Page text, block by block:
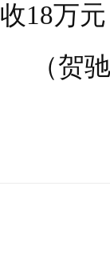
收18万
（贺